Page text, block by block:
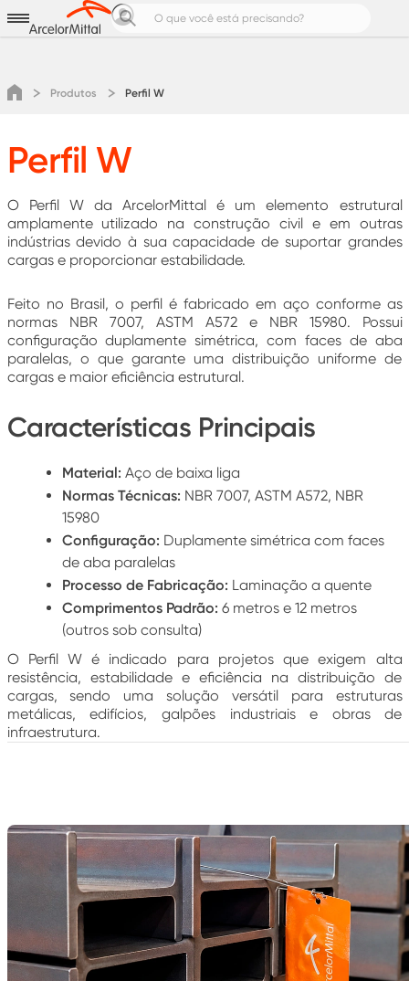
Notícias e Cases
Área do cliente
Produtos Perfil W
Perfil W
O Perfil W da ArcelorMittal é um elemento estrutural
amplamente utilizado na construção civil e em outras
indústrias devido à sua capacidade de suportar grandes
cargas e proporcionar estabilidade.
Feito no Brasil, o perfil é fabricado em aço conforme as
normas NBR 7007, ASTM A572 e NBR 15980. Possui
configuração duplamente simétrica, com faces de aba
paralelas, o que garante uma distribuição uniforme de
cargas e maior eficiência estrutural.
Características Principais
Material: Aço de baixa liga
Normas Técnicas: NBR 7007, ASTM A572, NBR
15980
Configuração: Duplamente simétrica com faces
de aba paralelas
Processo de Fabricação: Laminação a quente
Comprimentos Padrão: 6 metros e 12 metros
(outros sob consulta)
O Perfil W é indicado para projetos que exigem alta
resistência, estabilidade e eficiência na distribuição de
cargas, sendo uma solução versátil para estruturas
metálicas, edifícios, galpões industriais e obras de
infraestrutura.